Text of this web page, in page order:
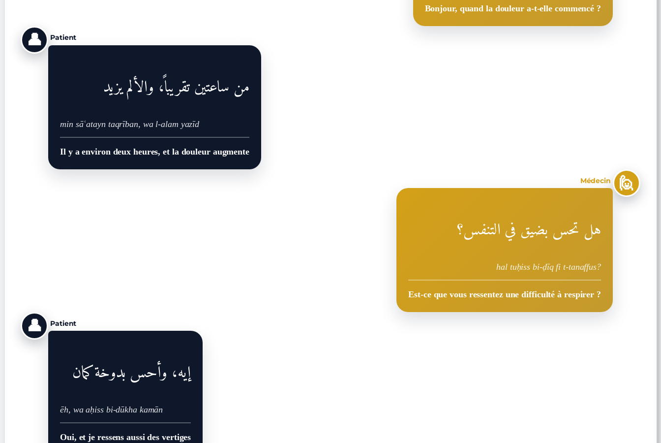
Bonjour, quand la douleur a-t-elle commencé ?
👤 Patient
من ساعتين تقريباً، والألم يزيد
min sāʿatayn taqrīban, wa l-alam yazīd
Il y a environ deux heures, et la douleur augmente
🙋
Médecin
هل تحس بضيق في التنفس؟
hal tuḥiss bi-ḍīq fi t-tanaffus?
Est-ce que vous ressentez une difficulté à respirer ?
👤 Patient
إيه، وأحس بدوخة كمان
ēh, wa aḥiss bi-dūkha kamān
Oui, et je ressens aussi des vertiges